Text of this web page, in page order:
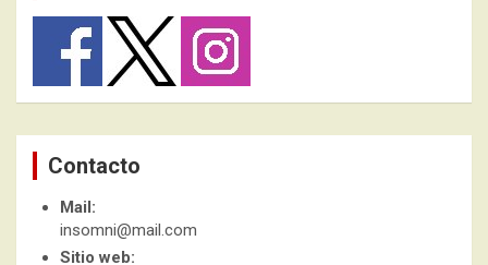
Contacto
Mail:
insomni@mail.com
Sitio web: